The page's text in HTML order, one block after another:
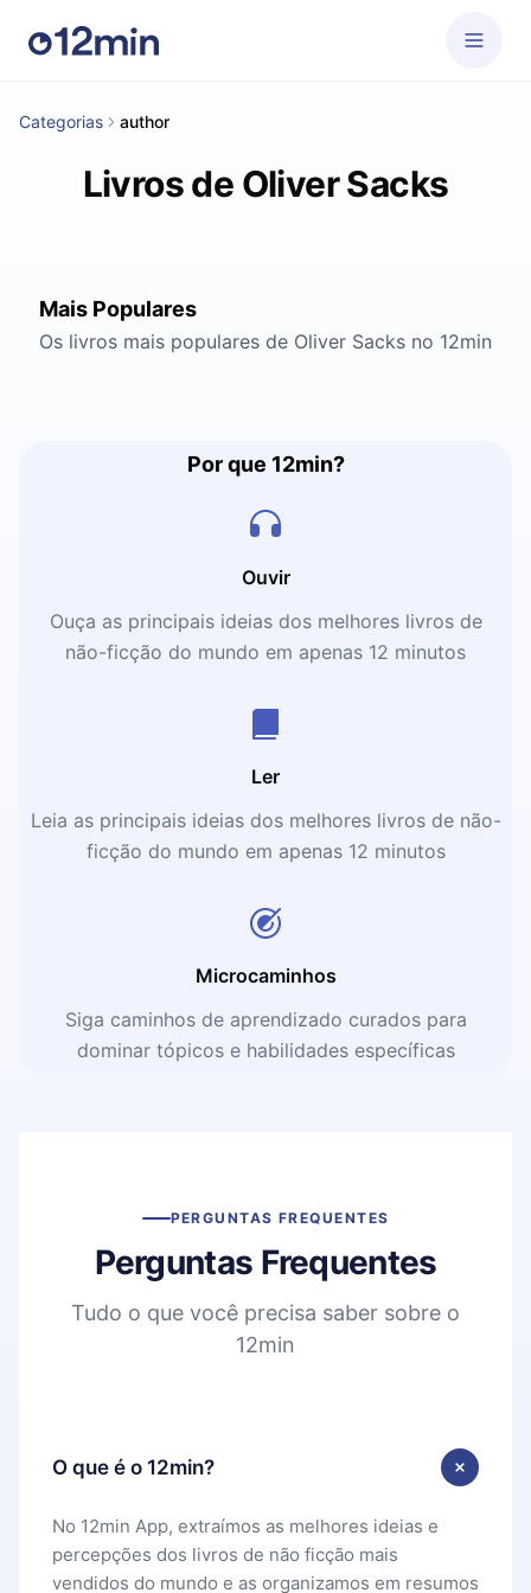
Categorias author
Livros de Oliver Sacks
Mais Populares
Os livros mais populares de Oliver Sacks no 12min
Por que 12min?
Ouvir
Ouça as principais ideias dos melhores livros de
não-ficção do mundo em apenas 12 minutos
Ler
Leia as principais ideias dos melhores livros de não-
ficção do mundo em apenas 12 minutos
Microcaminhos
Siga caminhos de aprendizado curados para
dominar tópicos e habilidades específicas
PERGUNTAS FREQUENTES
Perguntas Frequentes
Tudo o que você precisa saber sobre o
12min
O que é o 12min?
No 12min App, extraímos as melhores ideias e
percepções dos livros de não ficção mais
vendidos do mundo e as organizamos em resumos